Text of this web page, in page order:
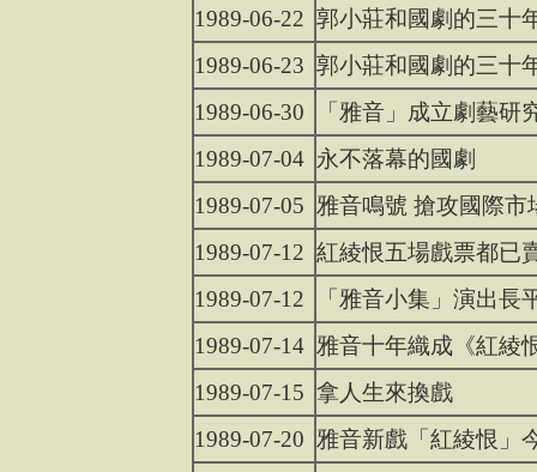
1989-06-22 郭小莊和國劇的三十
1989-06-23 郭小莊和國劇的三十
1989-06-30
「雅音」成立劇藝研
1989-07-04 永不落幕的國劇
1989-07-05 雅音鳴號 搶攻國際市
1989-07-12 紅綾恨五場戲票都已
1989-07-12
「雅音小集」演出長
1989-07-14 雅音十年織成《紅綾
1989-07-15 拿人生來換戲
1989-07-20 雅音新戲「紅綾恨」